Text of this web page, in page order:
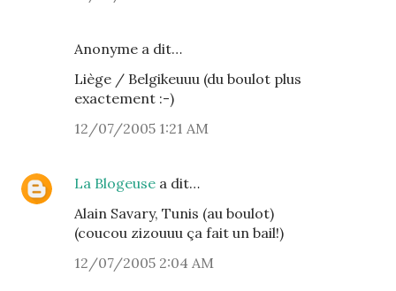
Anonyme a dit…
Liège / Belgikeuuu (du boulot plus
exactement :-)
12/07/2005 1:21 AM
La Blogeuse a dit…
Alain Savary, Tunis (au boulot)
(coucou zizouuu ça fait un bail!)
12/07/2005 2:04 AM